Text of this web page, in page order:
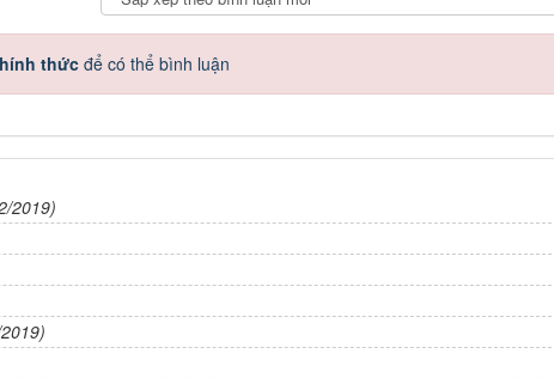
thức để có thể bình luận
2019)